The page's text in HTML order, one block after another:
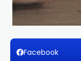
Facebook